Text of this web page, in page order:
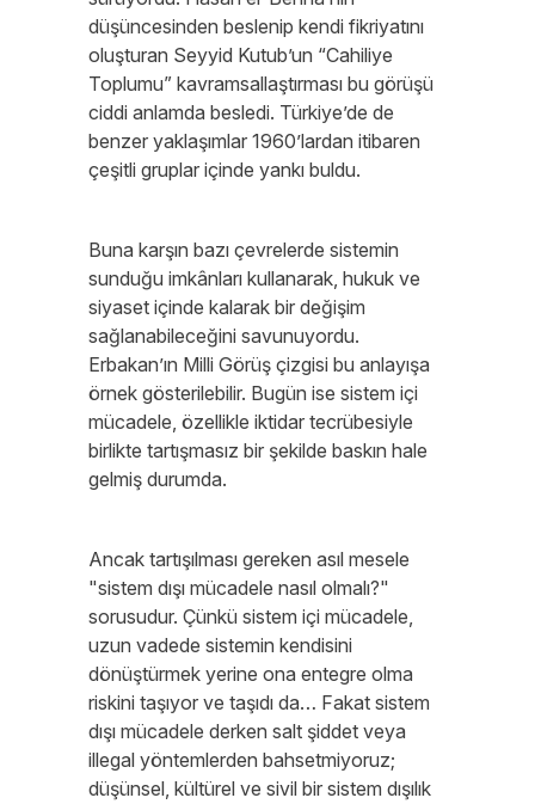
düşüncesinden beslenip kendi fikriyatını
oluşturan Seyyid Kutub’un “Cahiliye
Toplumu” kavramsallaştırması bu görüşü
ciddi anlamda besledi. Türkiye’de de
benzer yaklaşımlar 1960’lardan itibaren
çeşitli gruplar içinde yankı buldu.
Buna karşın bazı çevrelerde sistemin
sunduğu imkânları kullanarak, hukuk ve
siyaset içinde kalarak bir değişim
sağlanabileceğini savunuyordu.
Erbakan’ın Milli Görüş çizgisi bu anlayışa
örnek gösterilebilir. Bugün ise sistem içi
mücadele, özellikle iktidar tecrübesiyle
birlikte tartışmasız bir şekilde baskın hale
gelmiş durumda.
Ancak tartışılması gereken asıl mesele
"sistem dışı mücadele nasıl olmalı?"
sorusudur. Çünkü sistem içi mücadele,
uzun vadede sistemin kendisini
dönüştürmek yerine ona entegre olma
riskini taşıyor ve taşıdı da… Fakat sistem
dışı mücadele derken salt şiddet veya
illegal yöntemlerden bahsetmiyoruz;
düşünsel, kültürel ve sivil bir sistem dışılık